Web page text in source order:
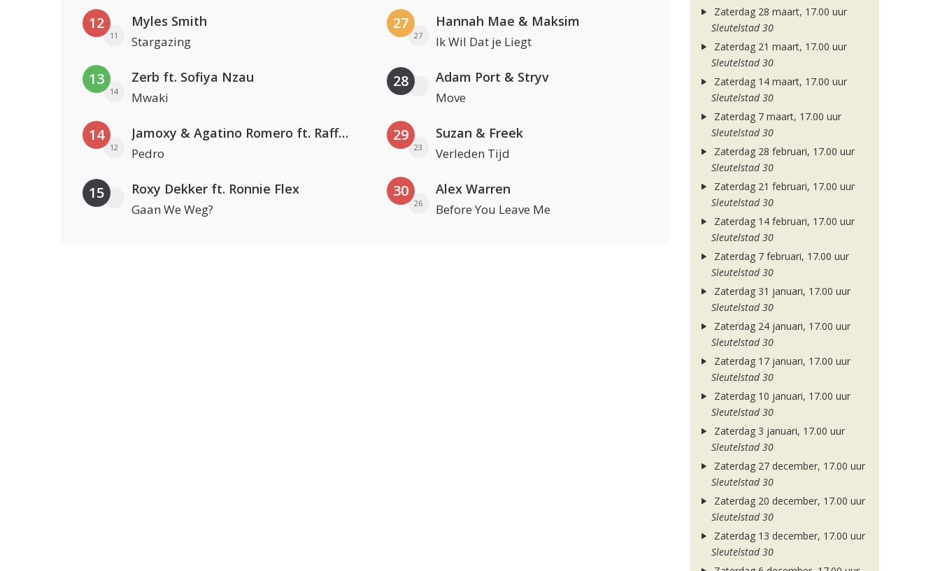
12
11
Myles Smith
Stargazing
13
14
Zerb ft. Sofiya Nzau
Mwaki
14
12
Jamoxy & Agatino Romero ft. Raffaella Carrà
Pedro
15 Roxy Dekker ft. Ronnie Flex
Gaan We Weg?
27
27
Hannah Mae & Maksim
Ik Wil Dat je Liegt
28 Adam Port & Stryv
Move
29
23
Suzan & Freek
Verleden Tijd
30
26
Alex Warren
Before You Leave Me
Zaterdag 28 maart, 17.00 uur
Sleutelstad 30
Zaterdag 21 maart, 17.00 uur
Sleutelstad 30
Zaterdag 14 maart, 17.00 uur
Sleutelstad 30
Zaterdag 7 maart, 17.00 uur
Sleutelstad 30
Zaterdag 28 februari, 17.00 uur
Sleutelstad 30
Zaterdag 21 februari, 17.00 uur
Sleutelstad 30
Zaterdag 14 februari, 17.00 uur
Sleutelstad 30
Zaterdag 7 februari, 17.00 uur
Sleutelstad 30
Zaterdag 31 januari, 17.00 uur
Sleutelstad 30
Zaterdag 24 januari, 17.00 uur
Sleutelstad 30
Zaterdag 17 januari, 17.00 uur
Sleutelstad 30
Zaterdag 10 januari, 17.00 uur
Sleutelstad 30
Zaterdag 3 januari, 17.00 uur
Sleutelstad 30
Zaterdag 27 december, 17.00 uur
Sleutelstad 30
Zaterdag 20 december, 17.00 uur
Sleutelstad 30
Zaterdag 13 december, 17.00 uur
Sleutelstad 30